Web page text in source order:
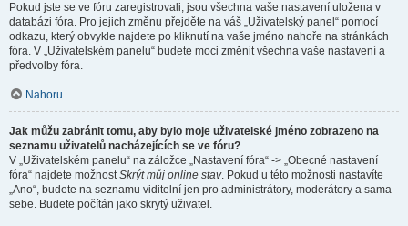
Pokud jste se ve fóru zaregistrovali, jsou všechna vaše nastavení uložena v
databázi fóra. Pro jejich změnu přejděte na váš „Uživatelský panel“ pomocí
odkazu, který obvykle najdete po kliknutí na vaše jméno nahoře na stránkách
fóra. V „Uživatelském panelu“ budete moci změnit všechna vaše nastavení a
předvolby fóra.
Nahoru
Jak můžu zabránit tomu, aby bylo moje uživatelské jméno zobrazeno na
seznamu uživatelů nacházejících se ve fóru?
V „Uživatelském panelu“ na záložce „Nastavení fóra“ -> „Obecné nastavení
fóra“ najdete možnostSkrýt můj online stav. Pokud u této možnosti nastavíte
„Ano“, budete na seznamu viditelní jen pro administrátory, moderátory a sama
sebe. Budete počítán jako skrytý uživatel.